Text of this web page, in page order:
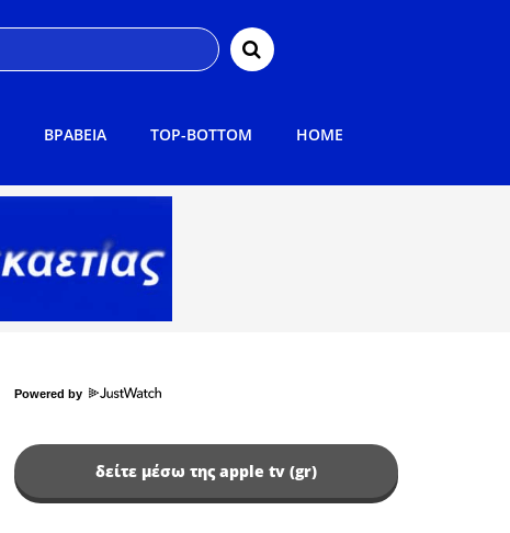
ΒΡΑΒΕΙΑ TOP-BOTTOM HOME
Powered by
δείτε μέσω της apple tv (gr)